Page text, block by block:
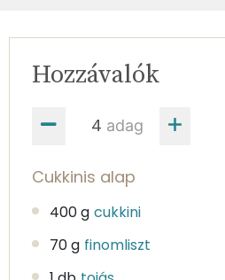
adag
Hozzávalók
Cukkinis alap
400 g cukkini
70 g finomliszt